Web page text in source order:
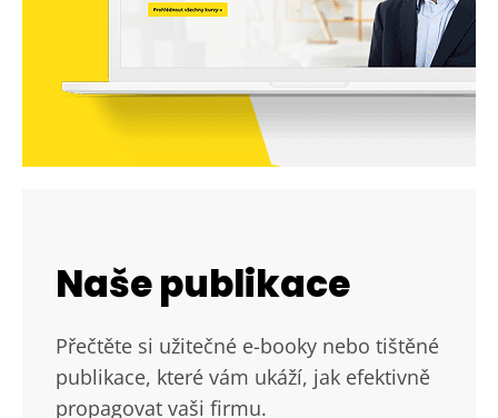
Naše publikace
Přečtěte si užitečné e-booky nebo tištěné
publikace, které vám ukáží, jak efektivně
propagovat vaši firmu.